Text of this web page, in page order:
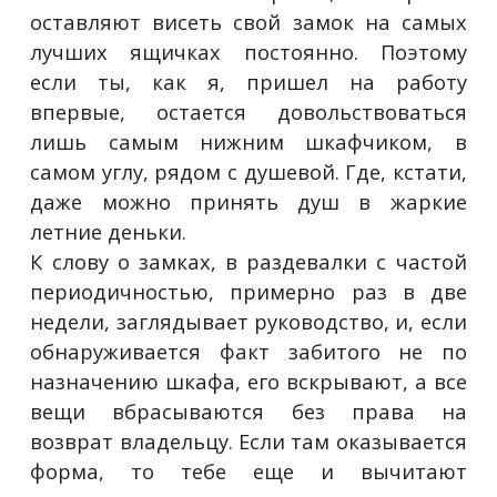
оставляют висеть свой замок на самых
лучших ящичках постоянно. Поэтому
если ты, как я, пришел на работу
впервые, остается довольствоваться
лишь самым нижним шкафчиком, в
самом углу, рядом с душевой. Где, кстати,
даже можно принять душ в жаркие
летние деньки.
К слову о замках, в раздевалки с частой
периодичностью, примерно раз в две
недели, заглядывает руководство, и, если
обнаруживается факт забитого не по
назначению шкафа, его вскрывают, а все
вещи вбрасываются без права на
возврат владельцу. Если там оказывается
форма, то тебе еще и вычитают